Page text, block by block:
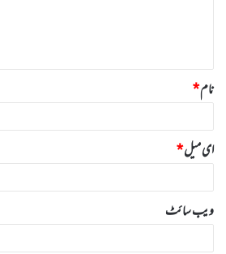
نام*
ای میل*
ویب‌ سائٹ